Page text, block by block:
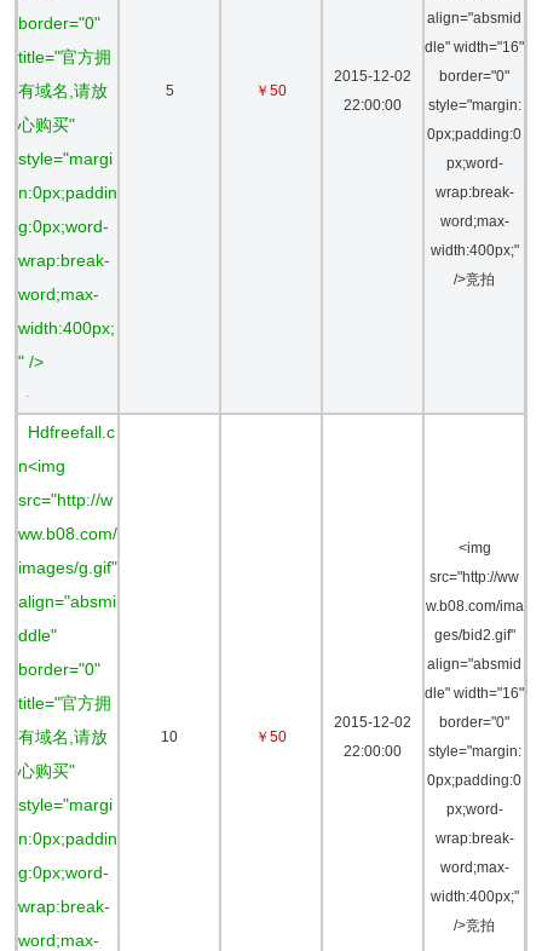
border="0"
title="官方拥
有域名,请放
心购买"
style="margi
n:0px;paddin
g:0px;word-
wrap:break-
word;max-
width:400px;
" />
-
5 ￥50
2015-12-02
22:00:00
align="absmid
dle" width="16"
border="0"
style="margin:
0px;padding:0
px;word-
wrap:break-
word;max-
width:400px;"
/>竞拍
Hdfreefall.c
n<img
src="http://w
ww.b08.com/
images/g.gif"
align="absmi
ddle"
border="0"
title="官方拥
有域名,请放
心购买"
style="margi
n:0px;paddin
g:0px;word-
wrap:break-
word;max-
10 ￥50
2015-12-02
22:00:00
<img
src="http://ww
w.b08.com/ima
ges/bid2.gif"
align="absmid
dle" width="16"
border="0"
style="margin:
0px;padding:0
px;word-
wrap:break-
word;max-
width:400px;"
/>竞拍